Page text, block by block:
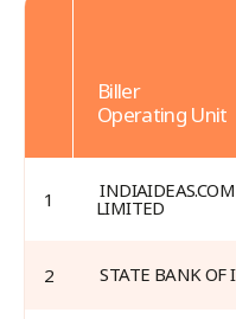
Operating
Units
Biller
Operating Unit
1 INDIAIDEAS.COM
LIMITED
2 STATE BANK OF